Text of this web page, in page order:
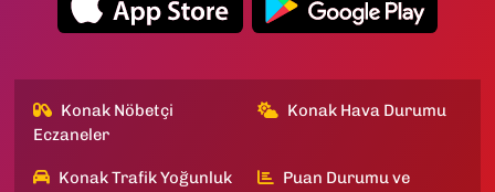
Konak Nöbetçi
Eczaneler
Konak Hava Durumu
Konak Trafik Yoğunluk Puan Durumu ve